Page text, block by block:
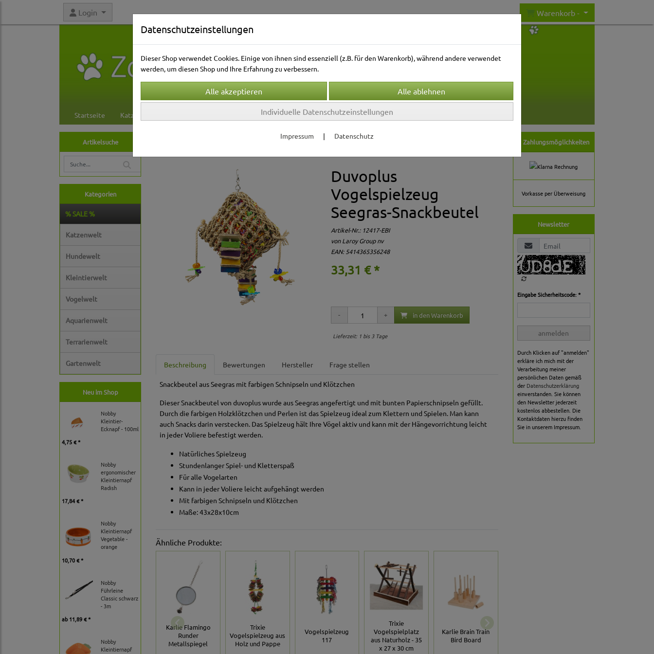
Login Warenkorb -
Startseite Katzenwelt Kleintierwelt Vogelwelt Aquarienwelt
Artikelsuche
Kategorien
% SALE %
Katzenwelt
Hundewelt
Kleintierwelt
Vogelwelt
Aquarienwelt
Terrarienwelt
Gartenwelt
Neu im Shop
Nobby
Kleintier-
Ecknapf - 100ml
4,75 € *
Nobby
ergonomischer
Kleintiernapf
Radish
17,84 € *
Nobby
Kleintiernapf
Vegetable -
orange
10,70 € *
Nobby
Führleine
Classic schwarz
- 3m
ab11,89 € *
Nobby
Kleintiernapf
Spielzeug
Duvoplus
Vogelspielzeug
Seegras-Snackbeutel
Artikel-Nr.: 12417-EBI
von Laroy Group nv
EAN: 5414365356248
33,31 € *
in den Warenkorb
Lieferzeit: 1 bis 3 Tage
Beschreibung Bewertungen Hersteller Frage stellen
Snackbeutel aus Seegras mit farbigen Schnipseln und Klötzchen
Dieser Snackbeutel von duvoplus wurde aus Seegras angefertigt und mit bunten Papierschnipseln gefüllt.
Durch die farbigen Holzklötzchen und Perlen ist das Spielzeug ideal zum Klettern und Spielen. Man kann
auch Snacks darin verstecken. Das Spielzeug hält Ihre Vögel aktiv und kann mit der Hängevorrichtung leicht
in jeder Voliere befestigt werden.
Natürliches Spielzeug
Stundenlanger Spiel- und Kletterspaß
Für alle Vogelarten
Kann in jeder Voliere leicht aufgehängt werden
Mit farbigen Schnipseln und Klötzchen
Maße: 43x28x10cm
Ähnliche Produkte:
Karlie Flamingo
Runder
Metallspiegel
Trixie
Vogelspielzeug aus
Holz und Pappe
Vogelspielzeug
117
Trixie
Vogelspielplatz
aus Naturholz - 35
x 27 x 30 cm
Karlie Brain Train
Bird Board
Zahlungsmöglichkeiten
Vorkasse per Überweisung
Newsletter
Eingabe Sicherheitscode: *
anmelden
Durch Klicken auf "anmelden"
erkläre ich mich mit der
Verarbeitung meiner
persönlichen Daten gemäß
der Datenschutzerklärung
einverstanden. Sie können
den Newsletter jederzeit
kostenlos abbestellen. Die
Kontaktdaten hierzu finden
Sie in unserem Impressum.
Datenschutzeinstellungen
Dieser Shop verwendet Cookies. Einige von ihnen sind essenziell (z.B. für den Warenkorb), während andere verwendet
werden, um diesen Shop und Ihre Erfahrung zu verbessern.
Individuelle Datenschutzeinstellungen
Impressum | Datenschutz